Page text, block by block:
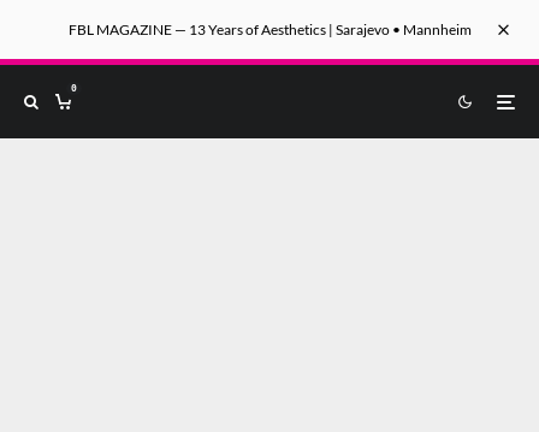
FBL MAGAZINE — 13 Years of Aesthetics | Sarajevo • Mannheim
0